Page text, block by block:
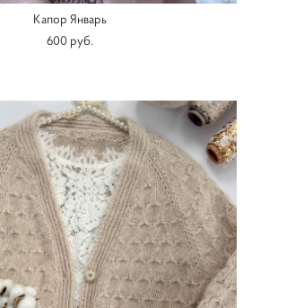
Капор Январь
600 pуб.